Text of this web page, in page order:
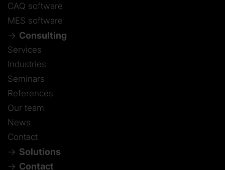
CAQ software
MES software
Consulting
Services
Industries
Seminars
References
Our team
News
Contact
Solutions
Contact